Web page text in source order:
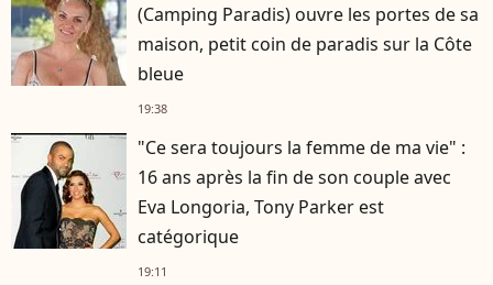
(Camping Paradis) ouvre les portes de sa
maison, petit coin de paradis sur la Côte
bleue
19:38
"Ce sera toujours la femme de ma vie" :
16 ans après la fin de son couple avec
Eva Longoria, Tony Parker est
catégorique
19:11